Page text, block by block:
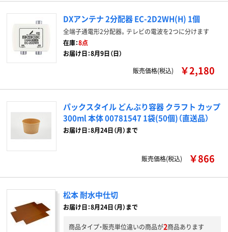
DXアンテナ 2分配器 EC-2D2WH(H) 1個
全端子通電形2分配器。テレビの電波を2つに分けます
在庫：8点
お届け日：8月9日（日）
販売価格(税込)
￥2,180
パックスタイル どんぶり容器 クラフト カップ
300ml 本体 00781547 1袋(50個)（直送品）
お届け日：8月24日（月）まで
販売価格(税込) ￥866
松本 耐水中仕切
お届け日：8月24日（月）まで
商品タイプ・販売単位違いの商品が2商品あります